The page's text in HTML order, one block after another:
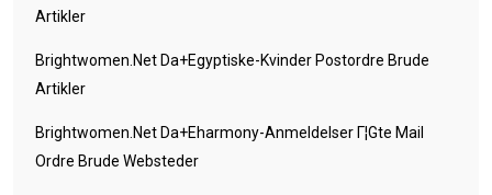
Artikler
Brightwomen.net Da+egyptiske-Kvinder Postordre Brude
Artikler
Brightwomen.net Da+eharmony-Anmeldelser Г¦gte Mail
Ordre Brude Websteder